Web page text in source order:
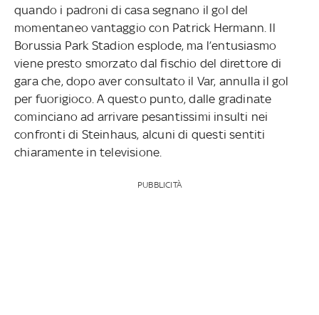
quando i padroni di casa segnano il gol del
momentaneo vantaggio con Patrick Hermann. Il
Borussia Park Stadion esplode, ma l’entusiasmo
viene presto smorzato dal fischio del direttore di
gara che, dopo aver consultato il Var, annulla il gol
per fuorigioco. A questo punto, dalle gradinate
cominciano ad arrivare pesantissimi insulti nei
confronti di Steinhaus, alcuni di questi sentiti
chiaramente in televisione.
PUBBLICITÀ